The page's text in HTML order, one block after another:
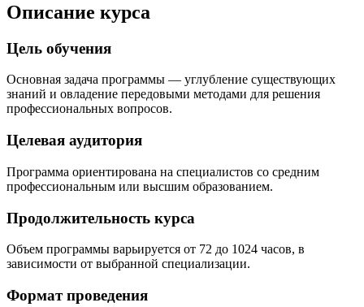
Описание курса
Цель обучения
Основная задача программы — углубление существующих
знаний и овладение передовыми методами для решения
профессиональных вопросов.
Целевая аудитория
Программа ориентирована на специалистов со средним
профессиональным или высшим образованием.
Продолжительность курса
Объем программы варьируется от 72 до 1024 часов, в
зависимости от выбранной специализации.
Формат проведения